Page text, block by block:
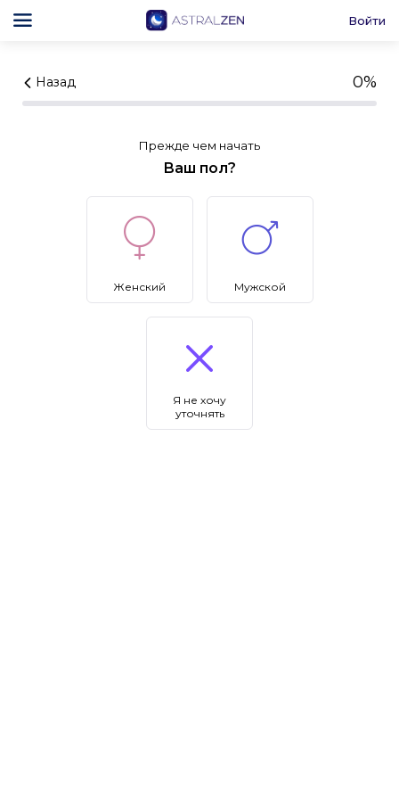
Войти
Назад 0%
Прежде чем начать
Ваш пол?
Женский Мужской
Я не хочу
уточнять